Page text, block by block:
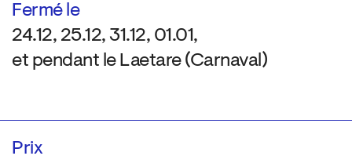
Fermé le
24.12, 25.12, 31.12, 01.01,
et pendant le Laetare (Carnaval)
Prix